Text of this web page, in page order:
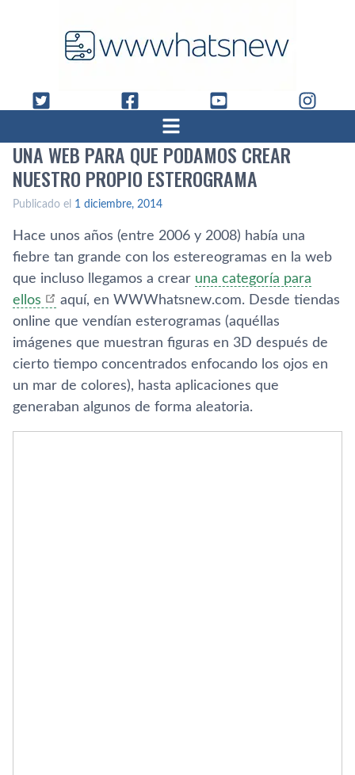
UNA WEB PARA QUE PODAMOS CREAR
NUESTRO PROPIO ESTEROGRAMA
Publicado el 1 diciembre, 2014
Hace unos años (entre 2006 y 2008) habí­a una
fiebre tan grande con los estereogramas en la web
que incluso llegamos a crear una categorí­a para
ellos
aquí­, en WWWhatsnew.com. Desde tiendas
online que vendí­an esterogramas (aquéllas
imágenes que muestran figuras en 3D después de
cierto tiempo concentrados enfocando los ojos en
un mar de colores), hasta aplicaciones que
generaban algunos de forma aleatoria.